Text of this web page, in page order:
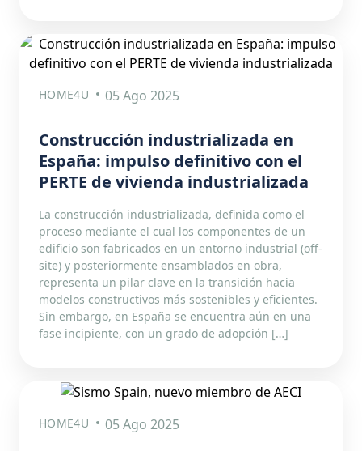
HOME4U 05 Ago 2025
Construcción industrializada en
España: impulso definitivo con el
PERTE de vivienda industrializada
La construcción industrializada, definida como el
proceso mediante el cual los componentes de un
edificio son fabricados en un entorno industrial (off-
site) y posteriormente ensamblados en obra,
representa un pilar clave en la transición hacia
modelos constructivos más sostenibles y eficientes.
Sin embargo, en España se encuentra aún en una
fase incipiente, con un grado de adopción […]
HOME4U 05 Ago 2025